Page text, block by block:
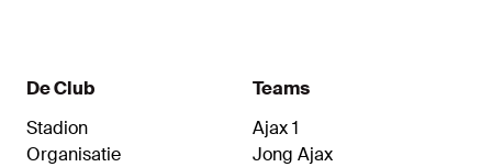
De Club
Stadion
Organisatie
Teams
Ajax 1
Jong Ajax